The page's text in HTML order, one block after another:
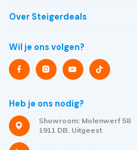
Over Steigerdeals
Wil je ons volgen?
Heb je ons nodig?
Showroom: Molenwerf 58
1911 DB, Uitgeest